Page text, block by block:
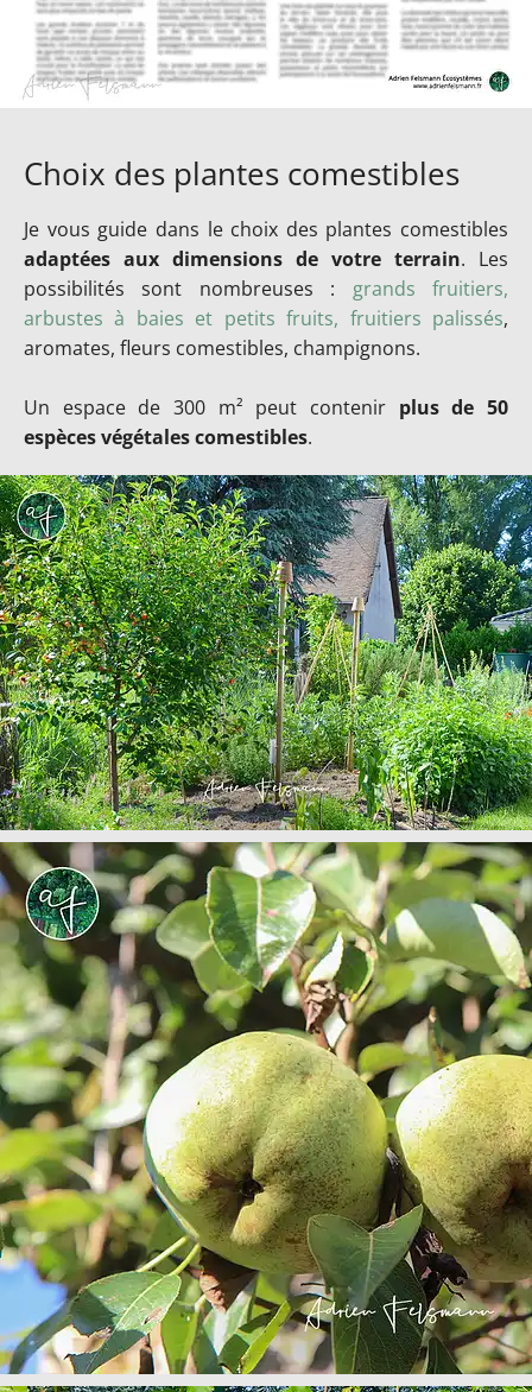
Choix des plantes comestibles
Je vous guide dans le choix des plantes comestibles
adaptées aux dimensions de votre terrain. Les
possibilités sont nombreuses : grands fruitiers,
arbustes à baies et petits fruits, fruitiers palissés,
aromates, fleurs comestibles, champignons.
Un espace de 300 m² peut contenir plus de 50
espèces végétales comestibles.